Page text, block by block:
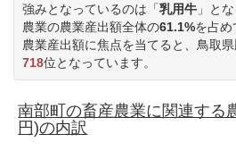
強みとなっているのは「乳用牛 」と
農業の農業産出額全体の61.1%を占め
農業産出額に焦点を当てると、鳥取
718位となっています。
南部町の畜産農業に関連する
円)の内訳